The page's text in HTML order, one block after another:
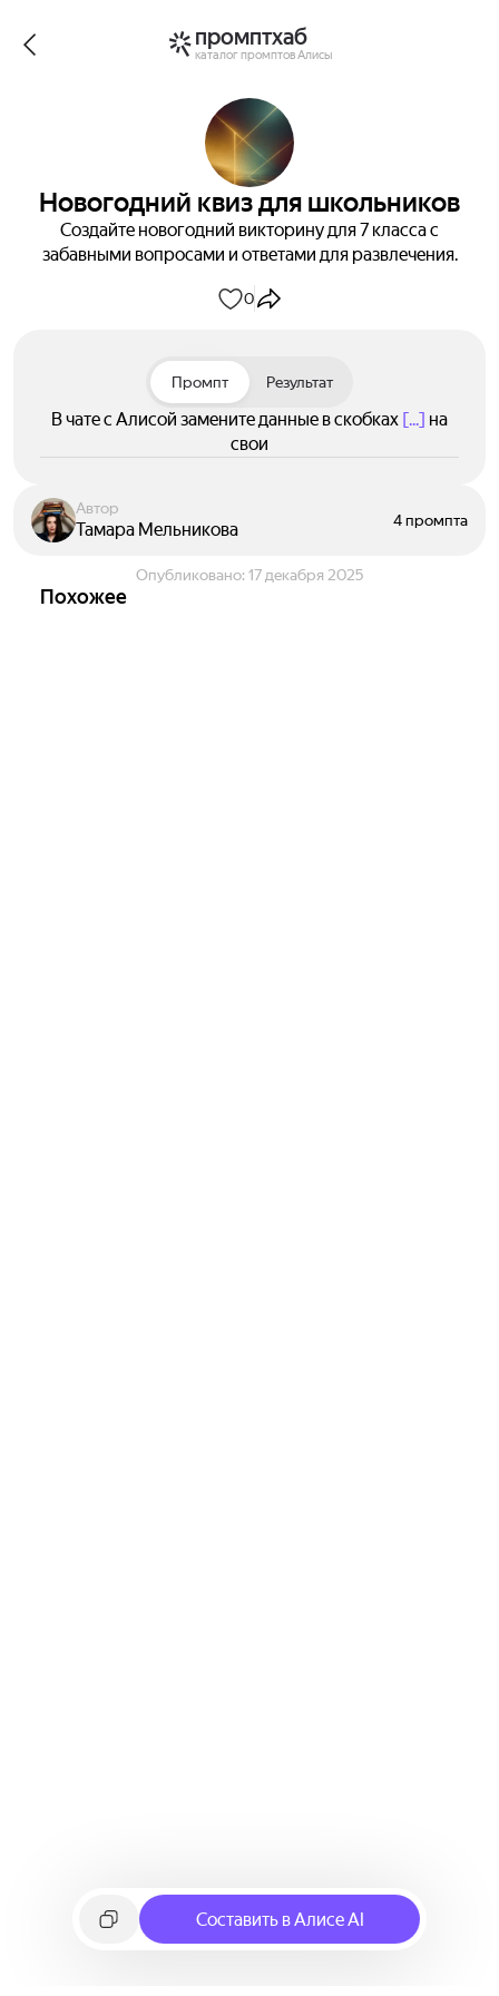
промптхаб
каталог промптов Алисы
Новогодний квиз для школьников
Создайте новогодний викторину для 7 класса с
забавными вопросами и ответами для развлечения.
0
Промпт Результат
В чате с Алисой замените данные в скобках [...] на
свои
Автор
Тамара Мельникова 4 промпта
Опубликовано: 17 декабря 2025
Похожее
Составить в Алисе AI